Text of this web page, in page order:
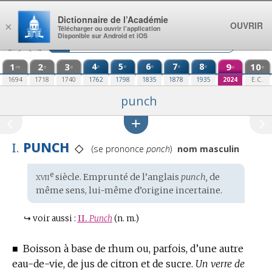
Aller au contenu
1 re
1694
2e
1718
3e
1740
4e
1762
5e
1798
6e
1835
7e
1878
8e
1935
9e
2024
10e
E.C.
punch
I. PUNCH ◇
Prononciation
(se prononce ponch) nom masculin
Étymologie
:
xviiesiècle. Emprunté de l’anglais punch, de
même sens, lui-même d’origine incertaine.
↪ voir aussi : II. Punch (n. m.)
■ Boisson à base de rhum ou, parfois, d’une autre
eau-de-vie, de jus de citron et de sucre. Un verre de
×
Dictionnaire de l’Académie
Télécharger ou ouvrir l’application
Disponible sur Android et iOS
OUVRIR